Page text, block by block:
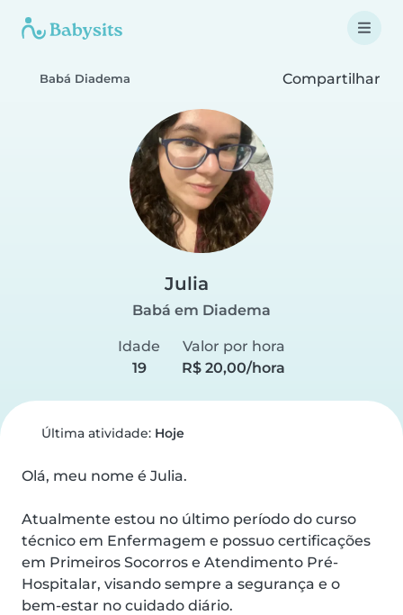
Babá Diadema Compartilhar
Julia
Babá em Diadema
Idade
19
Valor por hora
R$ 20,00/hora
Última atividade: Hoje
Olá, meu nome é Julia.
Atualmente estou no último período do curso
técnico em Enfermagem e possuo certificações
em Primeiros Socorros e Atendimento Pré-
Hospitalar, visando sempre a segurança e o
bem-estar no cuidado diário.